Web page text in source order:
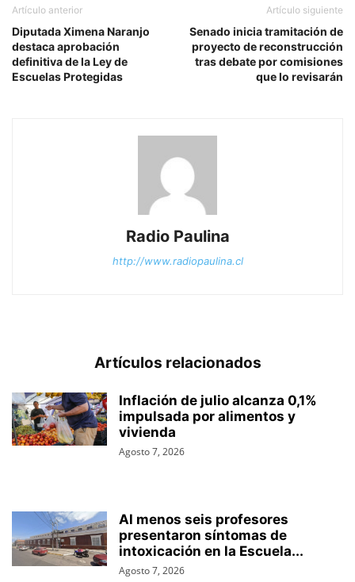
Artículo anterior
Diputada Ximena Naranjo
destaca aprobación
definitiva de la Ley de
Escuelas Protegidas
Artículo siguiente
Senado inicia tramitación de
proyecto de reconstrucción
tras debate por comisiones
que lo revisarán
Radio Paulina
http://www.radiopaulina.cl
Artículos relacionados
Inflación de julio alcanza 0,1%
impulsada por alimentos y
vivienda
Agosto 7, 2026
Al menos seis profesores
presentaron síntomas de
intoxicación en la Escuela...
Agosto 7, 2026